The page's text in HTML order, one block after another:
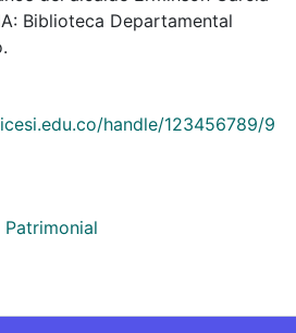
Biblioteca Departamental
handle/123456789/9
Patrimonial